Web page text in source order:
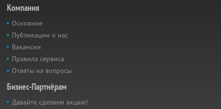
Компания
Основное
Публикации о нас
Вакансии
Правила сервиса
Ответы на вопросы
Бизнес-Партнёрам
Давайте сделаем акцию!